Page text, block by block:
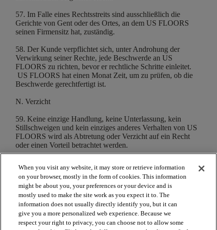
57. Im Falle eines Rechtsstreits sind ausschließlich die
Gerichte von Gent oder des Ortes, an dem US FLOORS
seinen Firmensitz hat, zuständig.
58. Der Kunde verpflichtet sich, unter Androhung der
Verwirkung seiner Rechte, jede Beschwerde an US
FLOORS zu richten, bevor er rechtliche Schritte einleitet.
US FLOORS hat einen Monat Zeit, um zu prüfen, ob die
Beschwerde gerechtfertigt ist.
N. Verzicht
59. Keine einzige Handlung, keine Unterlassung, kein
Stillschweigen und kein einziges anderes Verhalten von US
FLOORS wird als Abtretung oder Verzicht auf ein Recht
oder einen Vorteil betrachtet werden.
PRODUKTE ANSEHEN
When you visit any website, it may store or retrieve information
on your browser, mostly in the form of cookies. This information
might be about you, your preferences or your device and is
mostly used to make the site work as you expect it to. The
information does not usually directly identify you, but it can
give you a more personalized web experience. Because we
respect your right to privacy, you can choose not to allow some